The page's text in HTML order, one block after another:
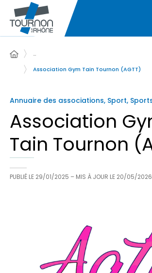
…
Association Gym Tain Tournon (AGTT)
Annuaire des associations, Sport,
Association
Tain Tournon
PUBLIÉ LE 29/01/2025 – MIS À JOUR LE 20/05/2026